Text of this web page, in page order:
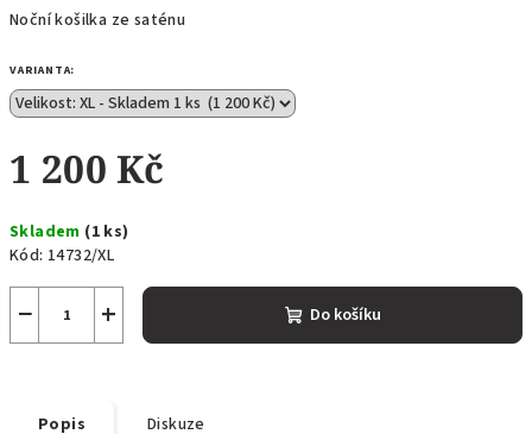
Noční košilka ze saténu
VARIANTA:
1 200 Kč
cena:
Skladem (1 ks)
Kód: 14732/XL
+
− Do košíku
Popis Diskuze